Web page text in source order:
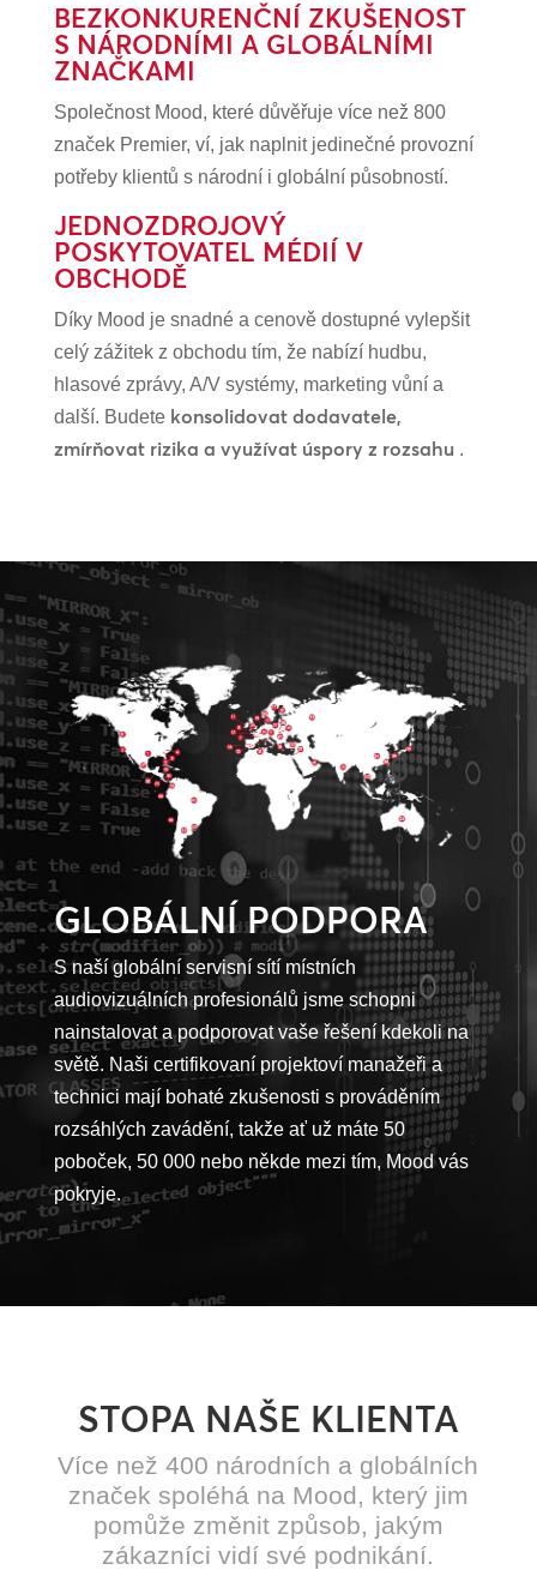
BEZKONKURENČNÍ ZKUŠENOST
S NÁRODNÍMI A GLOBÁLNÍMI
ZNAČKAMI
Společnost Mood, které důvěřuje více než 800
značek Premier, ví, jak naplnit jedinečné provozní
potřeby klientů s národní i globální působností.
JEDNOZDROJOVÝ
POSKYTOVATEL MÉDIÍ V
OBCHODĚ
Díky Mood je snadné a cenově dostupné vylepšit
celý zážitek z obchodu tím, že nabízí hudbu,
hlasové zprávy, A/V systémy, marketing vůní a
další. Budete konsolidovat dodavatele,
zmírňovat rizika a využívat úspory z rozsahu .
GLOBÁLNÍ PODPORA
S naší globální servisní sítí místních
audiovizuálních profesionálů jsme schopni
nainstalovat a podporovat vaše řešení kdekoli na
světě. Naši certifikovaní projektoví manažeři a
technici mají bohaté zkušenosti s prováděním
rozsáhlých zavádění, takže ať už máte 50
poboček, 50 000 nebo někde mezi tím, Mood vás
pokryje.
STOPA NAŠE KLIENTA
Více než 400 národních a globálních
značek spoléhá na Mood, který jim
pomůže změnit způsob, jakým
zákazníci vidí své podnikání.